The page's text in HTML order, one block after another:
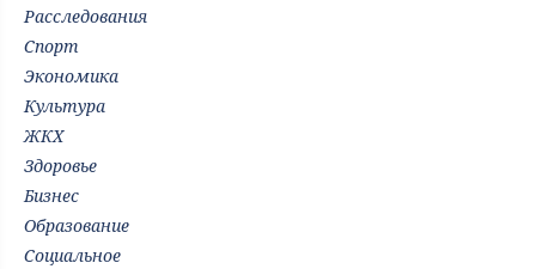
Расследования
Спорт
Экономика
Культура
ЖКХ
Здоровье
Бизнес
Образование
Социальное